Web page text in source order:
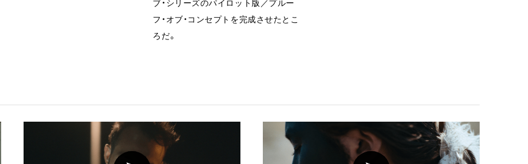
ブ・シリーズのパイロット版／プルー
フ・オブ・コンセプトを完成させたとこ
ろだ。